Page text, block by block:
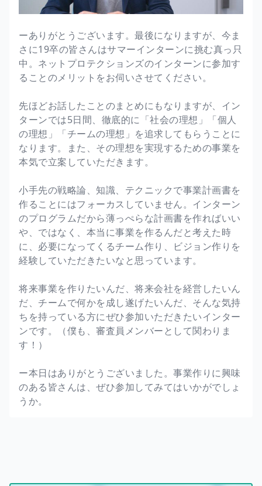
ーありがとうございます。最後になりますが、今ま
さに19卒の皆さんはサマーインターンに挑む真っ只
中。ネットプロテクションズのインターンに参加す
ることのメリットをお伺いさせてください。
先ほどお話したことのまとめにもなりますが、イン
ターンでは5日間、徹底的に「社会の理想」「個人
の理想」「チームの理想」を追求してもらうことに
なります。また、その理想を実現するための事業を
本気で立案していただきます。
小手先の戦略論、知識、テクニックで事業計画書を
作ることにはフォーカスしていません。インターン
のプログラムだから薄っぺらな計画書を作ればいい
や、ではなく、本当に事業を作るんだと考えた時
に、必要になってくるチーム作り、ビジョン作りを
経験していただきたいなと思っています。
将来事業を作りたいんだ、将来会社を経営したいん
だ、チームで何かを成し遂げたいんだ、そんな気持
ちを持っている方にぜひ参加いただきたいインター
ンです。（僕も、審査員メンバーとして関わりま
す！）
ー本日はありがとうございました。事業作りに興味
のある皆さんは、ぜひ参加してみてはいかがでしょ
うか。